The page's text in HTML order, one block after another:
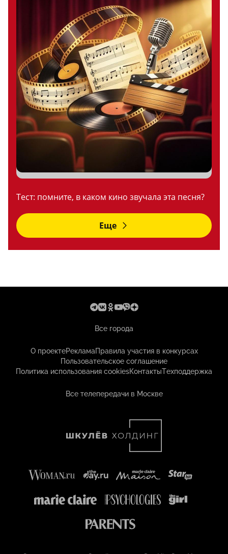
Тест: помните, в каком кино звучала эта песня?
Еще
Все города
О проектеРекламаПравила участия в конкурсах
Пользовательское соглашение
Политика использования cookiesКонтактыТехподдержка
Все телепередачи в Москве